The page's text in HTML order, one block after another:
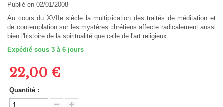
Publié en 02/01/2008
Au cours du XVIIe siècle la multiplication des traités de méditation et
de contemplation sur les mystères chrétiens affecte radicalement aussi
bien l'histoire de la spiritualité que celle de l'art religieux.
Expédié sous 3 à 6 jours
22,00 €
Quantité :